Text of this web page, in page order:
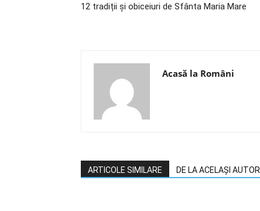
12 tradiții și obiceiuri de Sfânta Maria Mare
Acasă la Români
ARTICOLE SIMILARE DE LA ACELAȘI AUTOR